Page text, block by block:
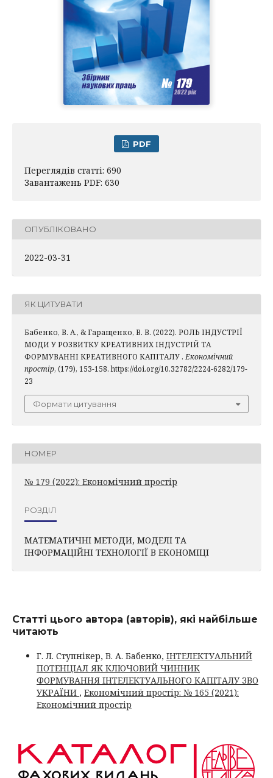
PDF
Переглядів статті: 690
Завантажень PDF: 630
ОПУБЛІКОВАНО
2022-03-31
ЯК ЦИТУВАТИ
Бабенко, В. А., & Гаращенко, В. В. (2022). РОЛЬ ІНДУСТРІЇ
МОДИ У РОЗВИТКУ КРЕАТИВНИХ ІНДУСТРІЙ ТА
ФОРМУВАННІ КРЕАТИВНОГО КАПІТАЛУ . Економічний
простір, (179), 153-158. https://doi.org/10.32782/2224-6282/179-
23
Формати цитування
НОМЕР
№ 179 (2022): Економічний простір
РОЗДІЛ
МАТЕМАТИЧНІ МЕТОДИ, МОДЕЛІ ТА
ІНФОРМАЦІЙНІ ТЕХНОЛОГІЇ В ЕКОНОМІЦІ
Статті цього автора (авторів), які найбільше
читають
Г. Л. Ступнікер, В. А. Бабенко, ІНТЕЛЕКТУАЛЬНИЙ
ПОТЕНЦІАЛ ЯК КЛЮЧОВИЙ ЧИННИК
ФОРМУВАННЯ ІНТЕЛЕКТУАЛЬНОГО КАПІТАЛУ ЗВО
УКРАЇНИ , Економічний простір: № 165 (2021):
Економічний простір